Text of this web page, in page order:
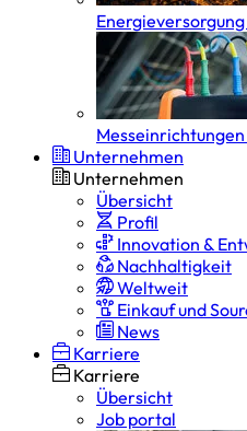
Unternehmen
Unternehmen
Übersicht
Profil
Innovation &
Nachhaltigkeit
Weltweit
Einkauf und
News
Karriere
Karriere
Übersicht
Job portal